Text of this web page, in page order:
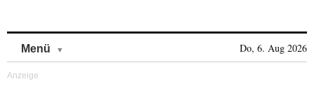
Menü Do, 6. Aug 2026